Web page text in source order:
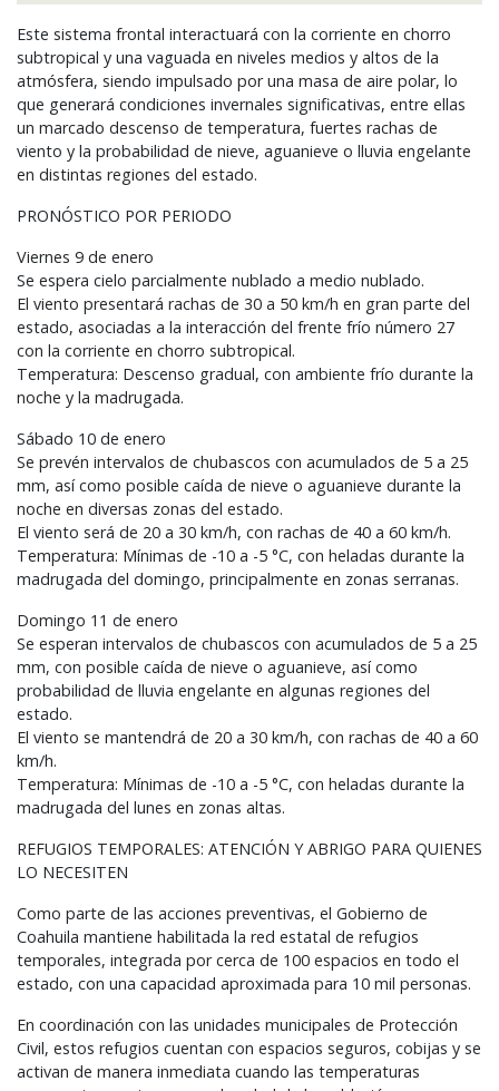
Este sistema frontal interactuará con la corriente en chorro
subtropical y una vaguada en niveles medios y altos de la
atmósfera, siendo impulsado por una masa de aire polar, lo
que generará condiciones invernales significativas, entre ellas
un marcado descenso de temperatura, fuertes rachas de
viento y la probabilidad de nieve, aguanieve o lluvia engelante
en distintas regiones del estado.
PRONÓSTICO POR PERIODO
Viernes 9 de enero
Se espera cielo parcialmente nublado a medio nublado.
El viento presentará rachas de 30 a 50 km/h en gran parte del
estado, asociadas a la interacción del frente frío número 27
con la corriente en chorro subtropical.
Temperatura: Descenso gradual, con ambiente frío durante la
noche y la madrugada.
Sábado 10 de enero
Se prevén intervalos de chubascos con acumulados de 5 a 25
mm, así como posible caída de nieve o aguanieve durante la
noche en diversas zonas del estado.
El viento será de 20 a 30 km/h, con rachas de 40 a 60 km/h.
Temperatura: Mínimas de -10 a -5 °C, con heladas durante la
madrugada del domingo, principalmente en zonas serranas.
Domingo 11 de enero
Se esperan intervalos de chubascos con acumulados de 5 a 25
mm, con posible caída de nieve o aguanieve, así como
probabilidad de lluvia engelante en algunas regiones del
estado.
El viento se mantendrá de 20 a 30 km/h, con rachas de 40 a 60
km/h.
Temperatura: Mínimas de -10 a -5 °C, con heladas durante la
madrugada del lunes en zonas altas.
REFUGIOS TEMPORALES: ATENCIÓN YABRIGO PARA QUIENES
LO NECESITEN
Como parte de las acciones preventivas, el Gobierno de
Coahuila mantiene habilitada la red estatal de refugios
temporales, integrada por cerca de 100 espacios en todo el
estado, con una capacidad aproximada para 10 mil personas.
En coordinación con las unidades municipales de Protección
Civil, estos refugios cuentan con espacios seguros, cobijas y se
activan de manera inmediata cuando las temperaturas